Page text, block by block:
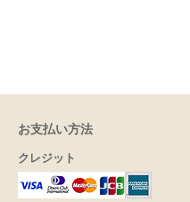
お支払い方法
クレジット